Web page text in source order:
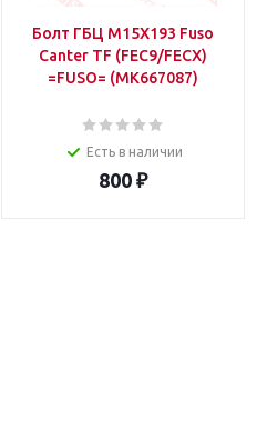
Болт ГБЦ M15X193 Fuso
Canter TF (FEC9/FECX)
=FUSO= (MK667087)
Есть в наличии
800 ₽